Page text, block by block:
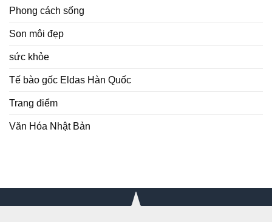
Phong cách sống
Son môi đẹp
sức khỏe
Tế bào gốc Eldas Hàn Quốc
Trang điểm
Văn Hóa Nhật Bản